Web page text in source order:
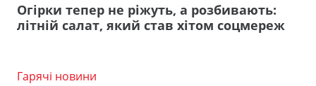
Огірки тепер не ріжуть, а розбивають:
літній салат, який став хітом соцмереж
Гарячі новини